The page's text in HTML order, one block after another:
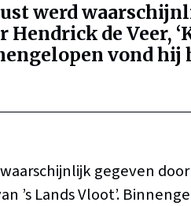
werd
de Veer,
vond
gegeven
’s Lands Vloot’.